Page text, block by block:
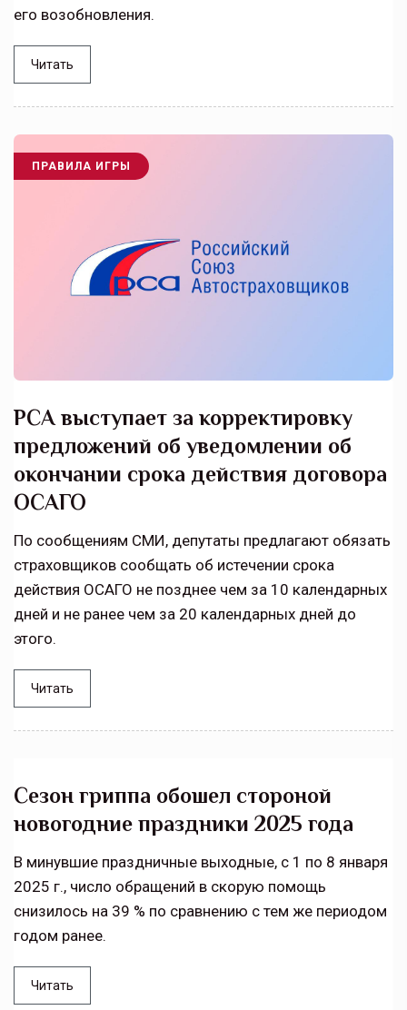
его возобновления.
Читать
ПРАВИЛА ИГРЫ
РСА выступает за корректировку
предложений об уведомлении об
окончании срока действия договора
ОСАГО
По сообщениям СМИ, депутаты предлагают обязать
страховщиков сообщать об истечении срока
действия ОСАГО не позднее чем за 10 календарных
дней и не ранее чем за 20 календарных дней до
этого.
Читать
Сезон гриппа обошел стороной
новогодние праздники 2025 года
В минувшие праздничные выходные, с 1 по 8 января
2025 г., число обращений в скорую помощь
снизилось на 39 % по сравнению с тем же периодом
годом ранее.
Читать